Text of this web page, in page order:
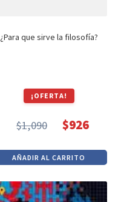
¿Para que sirve la filosofía?
¡OFERTA!
$1,090
precio
original
era:
$1,090.
$926
precio
actual
es:
$926.
AÑADIR AL CARRITO